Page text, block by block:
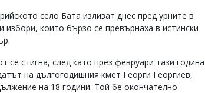
село Бата излизат днес пред урните в
избори, които бързо се превърнаха в истински
се стигна, след като през февруари тази година
на дългогодишния кмет Георги Георгиев,
на 18 години. Той бе окончателно